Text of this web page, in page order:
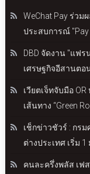
WeChat Pay ร่วม
ประสบการณ์ "Pay
DBD จัดงาน "แฟ
เศรษฐกิจอีสานตอ
เวียตเจ็ทจับมือ
เส้นทาง “Green
เช็กข่าวชัวร์ : กร
ต่างประเทศ เริ่ม 1
คนละครึ่งพลัส เฟ